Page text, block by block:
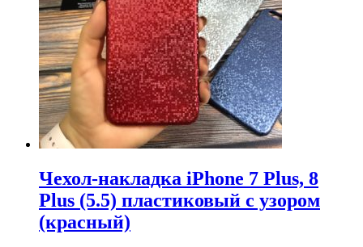
Чехол-накладка iPhone 7 Plus, 8
Plus (5.5) пластиковый с узором
(красный)